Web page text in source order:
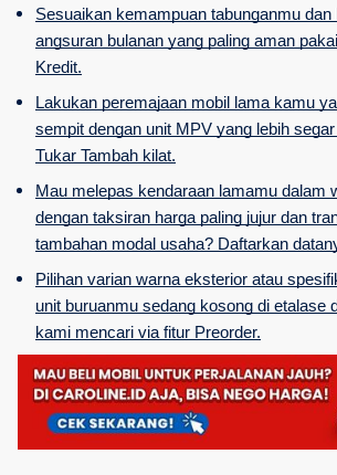
Sesuaikan kemampuan tabunganmu dan
angsuran bulanan yang paling aman
Kredit.
Lakukan peremajaan mobil lama kamu
sempit dengan unit MPV yang lebih
Tukar Tambah kilat.
Mau melepas kendaraan lamamu dalam
dengan taksiran harga paling jujur dan
tambahan modal usaha? Daftarkan
Pilihan varian warna eksterior atau
unit buruanmu sedang kosong di etalase
kami mencari via fitur Preorder.